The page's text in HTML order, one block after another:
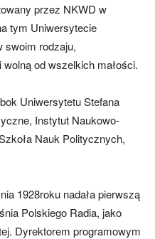
przez NKWD w
tym Uniwersytecie
swoim rodzaju,
wolną od wszelkich małości.
Uniwersytetu Stefana
Instytut Naukowo-
Nauk Politycznych,
1928roku nadała pierwszą
Polskiego Radia, jako
Dyrektorem programowym